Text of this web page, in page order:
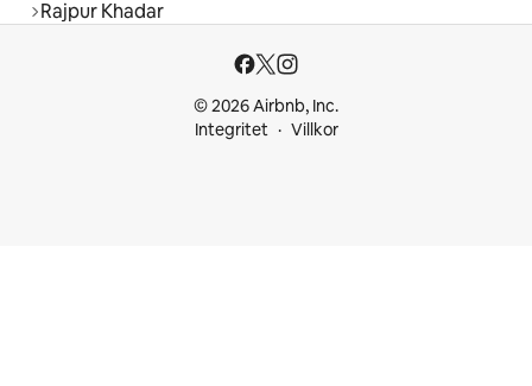
Rajpur Khadar
© 2026 Airbnb, Inc.
Integritet
Villkor